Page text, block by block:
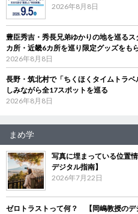
2026年8月8日
豊臣秀吉・秀長兄弟ゆかりの地を巡る
カ所・近畿6カ所を巡り限定グッズをも
2026年8月8日
長野・筑北村で「ちくほくタイムトラ
しみながら全17スポットを巡る
2026年8月8日
まめ学
写真に埋まっている位置
デジタル指南】
2026年7月22日
ゼロトラストって何？ 【岡嶋教授のデ